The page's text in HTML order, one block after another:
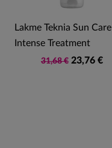
Lakme Teknia Sun Care
Intense Treatment
31,68 € 23,76 €